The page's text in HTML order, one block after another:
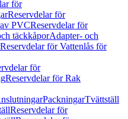
för
Reservdelar för
PVCReservdelar för
täckkåporAdapter- och
Reservdelar för Vattenlås för
för
Reservdelar för Rak
PackningarTvättställ
Reservdelar för